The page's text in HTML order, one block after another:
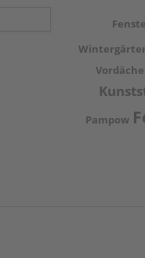
Pampow